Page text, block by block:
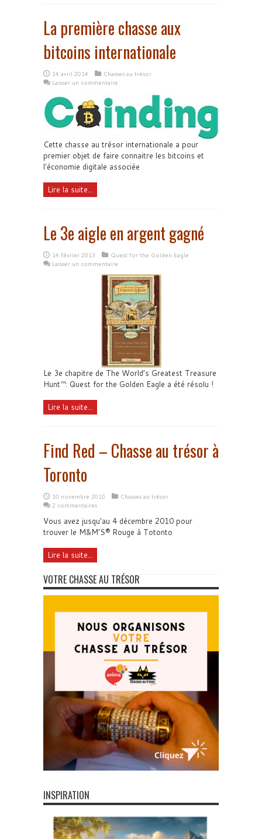
La première chasse aux
bitcoins internationale
14 avril 2014
Chasses au trésor
Laisser un commentaire
Cette chasse au trésor internationale a pour
premier objet de faire connaitre les bitcoins et
l'économie digitale associée
Lire la suite...
Le 3e aigle en argent gagné
14 février 2013
Quest for the Golden Eagle
Laisser un commentaire
Le 3e chapitre de The World’s Greatest Treasure
Hunt™: Quest for the Golden Eagle a été résolu !
Lire la suite...
Find Red – Chasse au trésor à
Toronto
10 novembre 2010
Chasses au trésor
2 commentaires
Vous avez jusqu'au 4 décembre 2010 pour
trouver le M&M'S® Rouge à Totonto
Lire la suite...
VOTRE CHASSE AU TRÉSOR
INSPIRATION